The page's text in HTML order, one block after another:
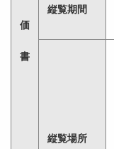
価
書
縦覧期間
縦覧場所